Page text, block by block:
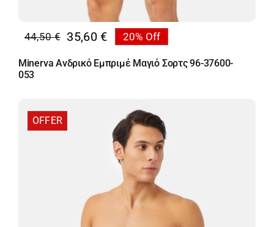
44,50€
Original
price
was:
35,60 €
Η
τρέχουσα
τιμή
20% Off
Minerva Ανδρικό Εμπριμέ Μαγιό Σορτς 96-37600-
053
OFFER